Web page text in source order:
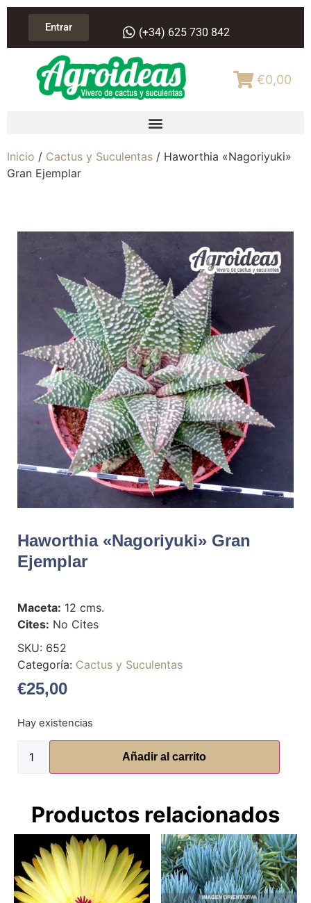
Entrar (+34) 625 730 842
€0,00
Inicio / Cactus y Suculentas / Haworthia «Nagoriyuki»
Gran Ejemplar
Haworthia «Nagoriyuki» Gran
Ejemplar
Maceta: 12 cms.
Cites: No Cites
SKU: 652
Categoría: Cactus y Suculentas
€25,00
Hay existencias
Añadir al carrito
Productos relacionados